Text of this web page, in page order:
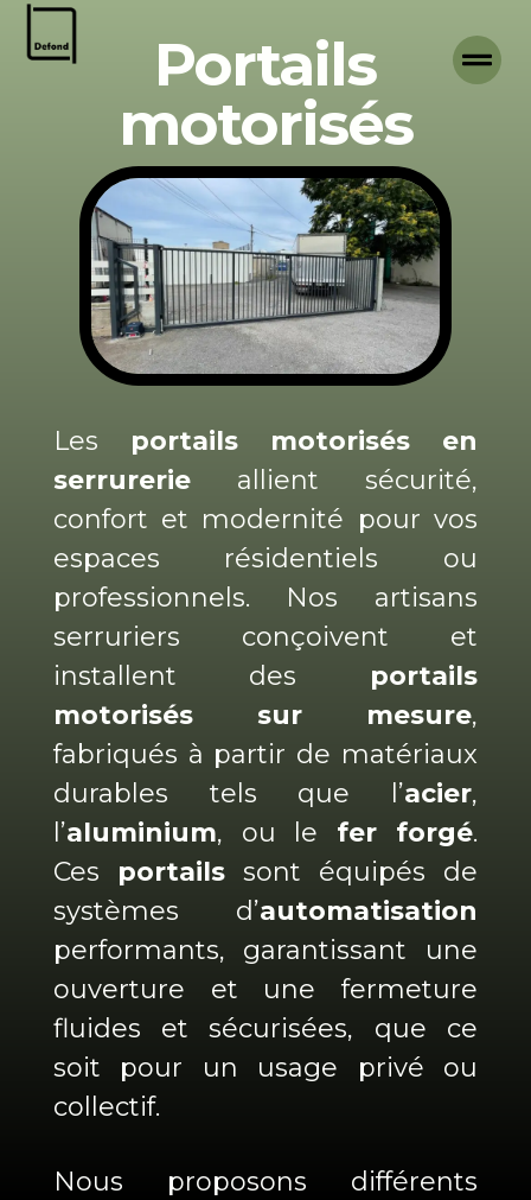
Portails
motorisés
Les portails motorisés en
serrurerieallient sécurité,
confort et modernité pour vos
espaces résidentiels ou
professionnels. Nos artisans
serruriers conçoivent et
installent des portails
motorisés sur mesure,
fabriqués à partir de matériaux
durables tels que l’acier,
l’aluminium, ou le fer forgé.
Ces portailssont équipés de
systèmes d’automatisation
performants, garantissant une
ouverture et une fermeture
fluides et sécurisées, que ce
soit pour un usage privé ou
collectif.
Nous proposons différents